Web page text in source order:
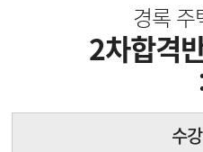
경록 주
2차합격
수